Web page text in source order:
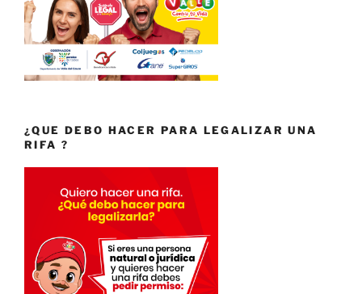
¿QUE DEBO HACER PARA LEGALIZAR UNA
RIFA ?